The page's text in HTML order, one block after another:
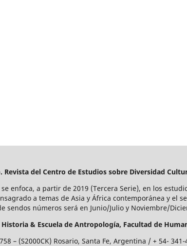
Revista del Centro de Estudios sobre Diversidad
se enfoca, a partir de 2019 (Tercera Serie), en los
a temas de Asia y África contemporánea y el
sendos números será en Junio/Julio y Noviembre/
Historia & Escuela de Antropología, Facultad de
– (S2000CK) Rosario, Santa Fe, Argentina / + 54-